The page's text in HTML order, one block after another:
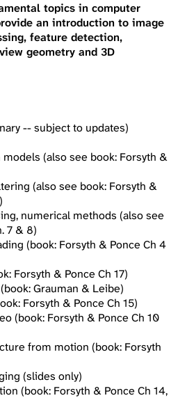
topics in computer
an introduction to image
feature detection,
geometry and 3D
-- subject to updates)
(also see book: Forsyth &
(also see book: Forsyth &
numerical methods (also see
7 & 8)
(book: Forsyth & Ponce Ch 4
Forsyth & Ponce Ch 17)
Grauman & Leibe)
Forsyth & Ponce Ch 15)
(book: Forsyth & Ponce Ch 10
from motion (book: Forsyth
(slides only)
(book: Forsyth & Ponce Ch 14,